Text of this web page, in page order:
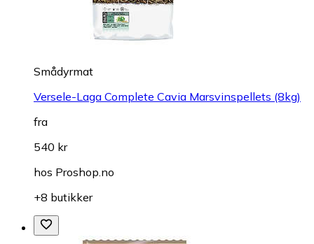
Smådyrmat
Versele-Laga Complete Cavia Marsvinspellets (8kg)
fra
540 kr
hos Proshop.no
+8 butikker